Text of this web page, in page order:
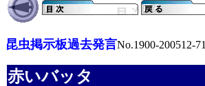
昆虫掲示板過去発言No.1900-200512-71
赤いバッタ